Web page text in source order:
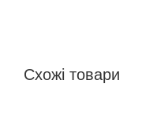
Схожі товари